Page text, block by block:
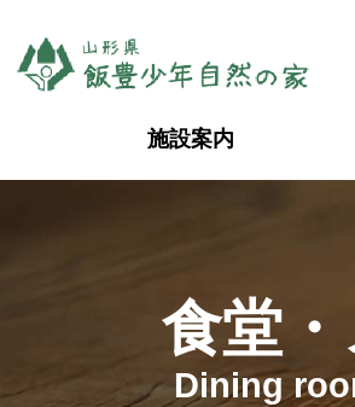
施設案内
食堂
Dining